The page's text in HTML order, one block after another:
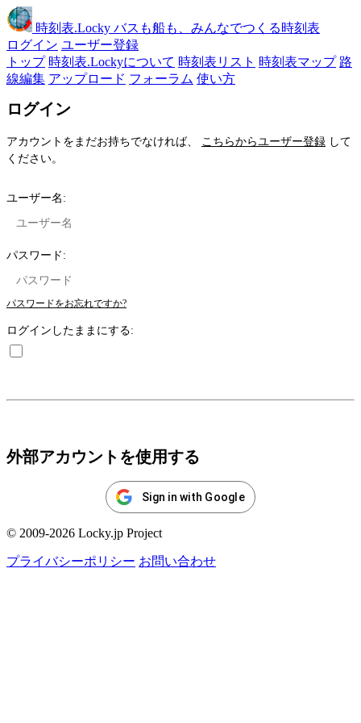
時刻表.Locky バスも船も、みんなでつくる時刻表
ログイン ユーザー登録
トップ 時刻表.Lockyについて 時刻表リスト 時刻表マップ 路
線編集 アップロード フォーラム 使い方
ログイン
アカウントをまだお持ちでなければ、 こちらからユーザー登録 して
ください。
ユーザー名:
パスワード:
パスワードをお忘れですか?
ログインしたままにする:
外部アカウントを使用する
Sign in with Google
© 2009-2026 Locky.jp Project
プライバシーポリシー お問い合わせ